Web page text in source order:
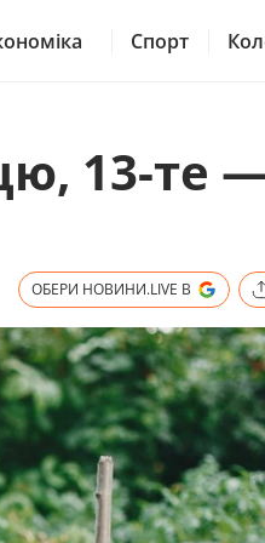
Спорт
13-те
ОБЕРИ НОВИНИ.LIVE В